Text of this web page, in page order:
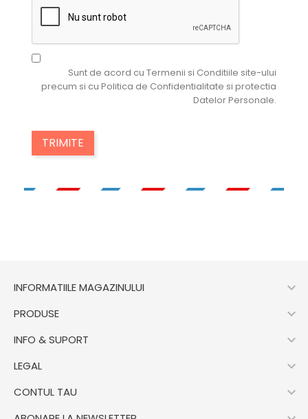
Sunt de acord cu Termenii si Conditiile site-ului
precum si cu Politica de Confidentialitate si protectia
Datelor Personale.
INFORMATIILE MAGAZINULUI 
PRODUSE 
INFO & SUPORT 
LEGAL 
CONTUL TAU 